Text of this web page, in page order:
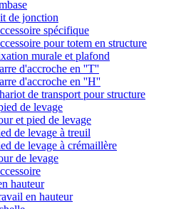
de jonction
spécifique
pour totem en structure
murale et plafond
d'accroche en ''T''
d'accroche en ''H''
de transport pour structure
de levage
et pied de levage
de levage à treuil
de levage à crémaillère
de levage
hauteur
en hauteur